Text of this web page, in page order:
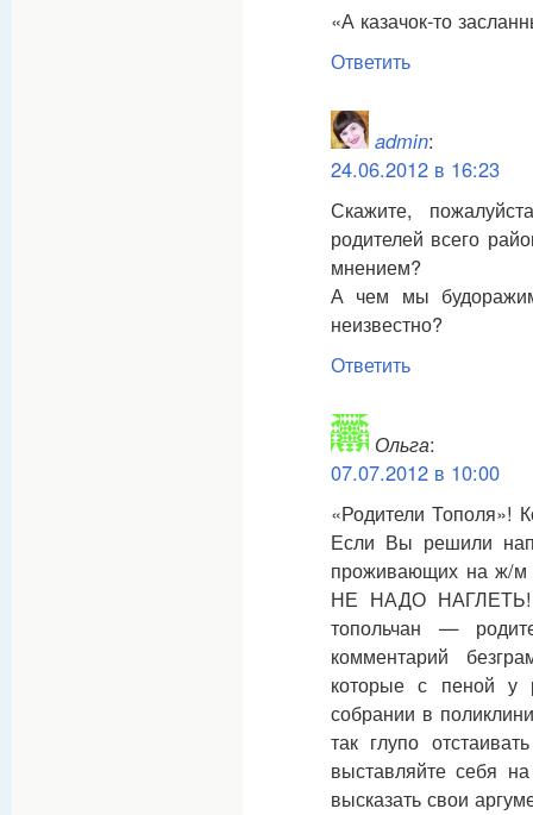
«А казачок-то
Ответить
admin:
24.06.2012 в 16:23
Скажите,
родителей всего
мнением?
А чем мы
неизвестно?
Ответить
Ольга:
07.07.2012 в 10:00
«Родители Тополя»!
Если Вы решили
проживающих на ж/м
НЕ НАДО НАГЛЕТЬ!!!
топольчан —
комментарий
которые с пеной у
собрании в
так глупо
выставляйте себя
высказать свои